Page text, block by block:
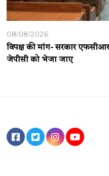
08/08/2026
विपक्ष की मांग- सरकार
जेपीसी को भेजा जाए